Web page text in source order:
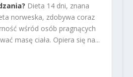
Dieta 14 dni, znana
norweska, zdobywa coraz
wśród osób pragnących
masę ciała. Opiera się na...